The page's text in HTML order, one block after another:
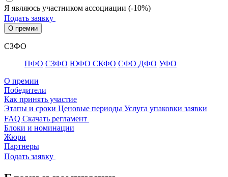
Я являюсь участником ассоциации (-10%)
Подать заявку
О премии
СЗФО
ПФО СЗФО ЮФО СКФО CФО ДФО УФО
О премии
Победители
Как принять участие
Этапы и сроки Ценовые периоды Услуга упаковки заявки
FAQ Скачать регламент
Блоки и номинации
Жюри
Партнеры
Подать заявку